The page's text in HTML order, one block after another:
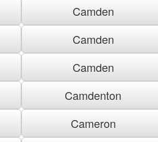
Camden
Camden
Camden
Camdenton
Cameron